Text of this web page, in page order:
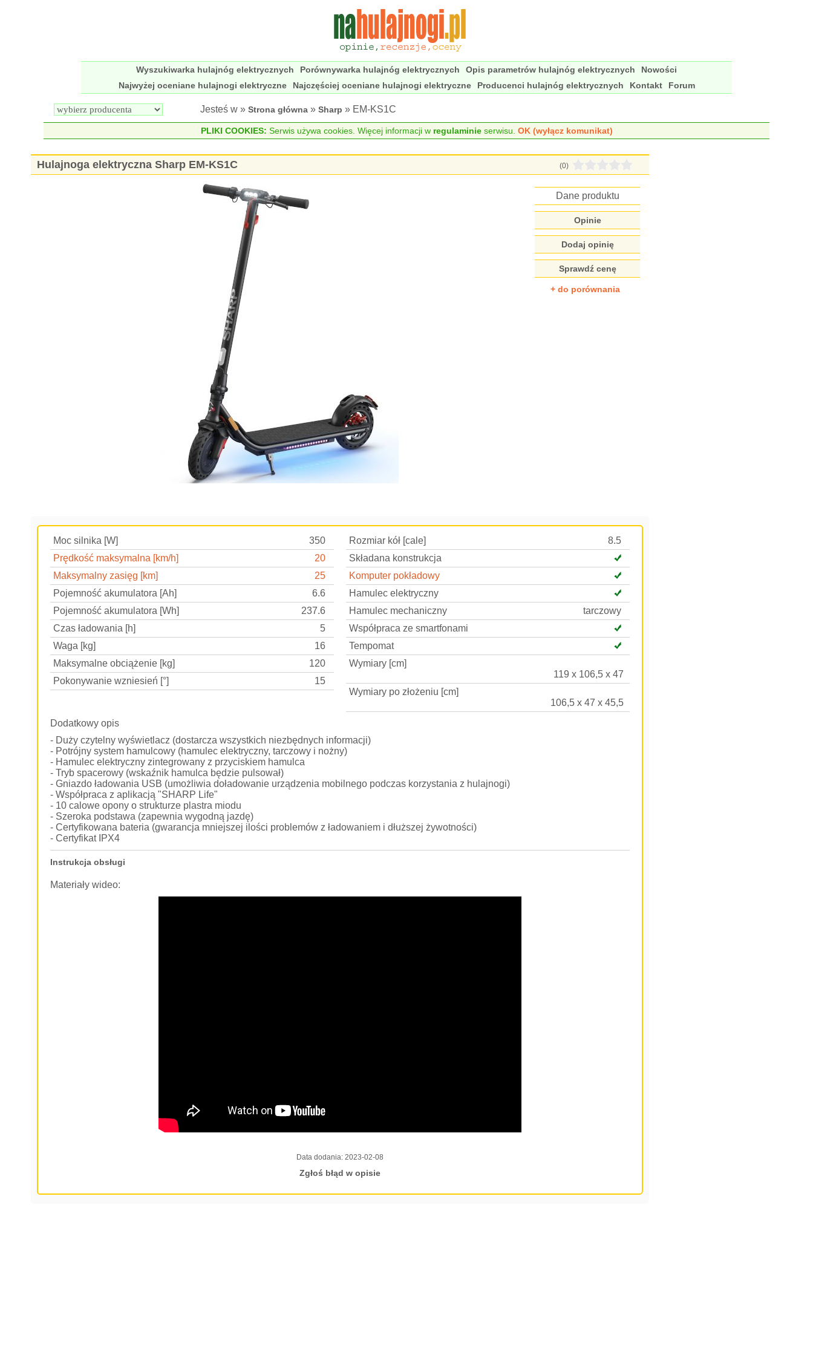
Wyszukiwarka hulajnóg elektrycznych Porównywarka hulajnóg elektrycznych Opis parametrów hulajnóg elektrycznych
Nowości
Najwyżej oceniane hulajnogi elektryczne
Najczęściej oceniane hulajnogi elektryczne Producenci hulajnóg elektrycznych Kontakt Forum
Jesteś w » Strona główna » Sharp » EM-KS1C
PLIKI COOKIES: Serwis używa cookies. Więcej informacji w regulaminieserwisu. OK (wyłącz komunikat)
Hulajnoga elektryczna Sharp EM-KS1C (0)
Dane produktu
Opinie
Dodaj opinię
Sprawdź cenę
+ do porównania
Moc silnika [W]
350
Prędkość maksymalna [km/h]
20
Maksymalny zasięg [km]
25
Pojemność akumulatora [Ah]
6.6
Pojemność akumulatora [Wh]
237.6
Czas ładowania [h]
5
Waga [kg]
16
Maksymalne obciążenie [kg]
120
Pokonywanie wzniesień [°]
15
Rozmiar kół [cale]
8.5
Składana konstrukcja
Komputer pokładowy
Hamulec elektryczny
Hamulec mechaniczny
tarczowy
Współpraca ze smartfonami
Tempomat
Wymiary [cm]
119 x 106,5 x 47
Wymiary po złożeniu [cm]
106,5 x 47 x 45,5
Dodatkowy opis
- Duży czytelny wyświetlacz (dostarcza wszystkich niezbędnych informacji)
- Potrójny system hamulcowy (hamulec elektryczny, tarczowy i nożny)
- Hamulec elektryczny zintegrowany z przyciskiem hamulca
- Tryb spacerowy (wskaźnik hamulca będzie pulsował)
- Gniazdo ładowania USB (umożliwia doładowanie urządzenia mobilnego podczas korzystania z hulajnogi)
- Współpraca z aplikacją "SHARP Life"
- 10 calowe opony o strukturze plastra miodu
- Szeroka podstawa (zapewnia wygodną jazdę)
- Certyfikowana bateria (gwarancja mniejszej ilości problemów z ładowaniem i dłuższej żywotności)
- Certyfikat IPX4
Instrukcja obsługi
Materiały wideo:
Data dodania: 2023-02-08
Zgłoś błąd w opisie